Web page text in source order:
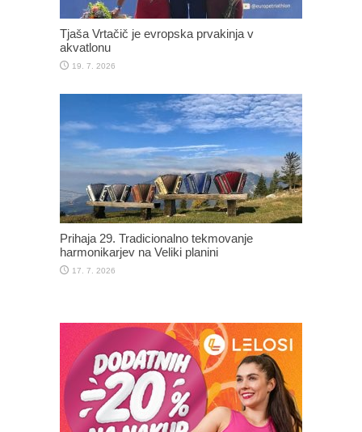
Tjaša Vrtačič je evropska prvakinja v
akvatlonu
19. 7. 2026
Prihaja 29. Tradicionalno tekmovanje
harmonikarjev na Veliki planini
17. 7. 2026